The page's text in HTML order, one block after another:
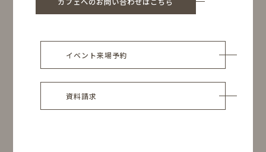
イベント来場予約
資料請求